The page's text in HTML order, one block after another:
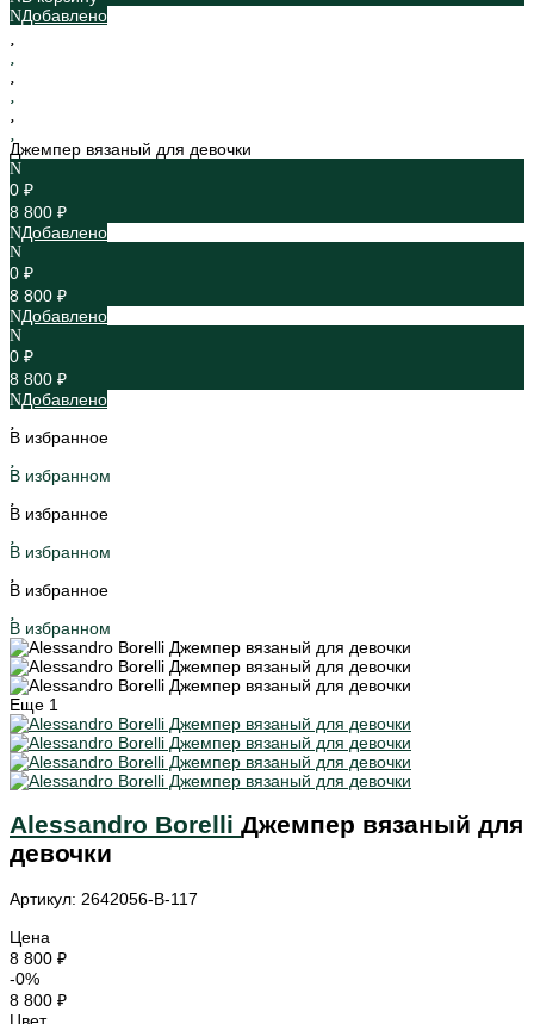
Добавлено
Джемпер вязаный для девочки
0 ₽
8 800 ₽
Добавлено
0 ₽
8 800 ₽
Добавлено
0 ₽
8 800 ₽
Добавлено
В избранное
В избранном
В избранное
В избранном
В избранное
В избранном
Еще 1
Alessandro Borelli Джемпер вязаный для
девочки
Артикул: 2642056-B-117
Цена
8 800 ₽
-0%
8 800 ₽